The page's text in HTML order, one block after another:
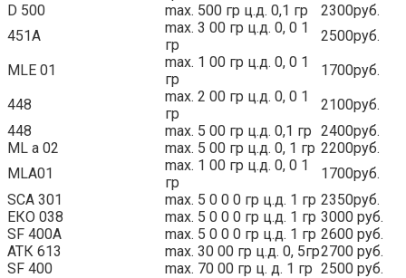
D 500
max. 500 гр ц.д. 0,1 гр
2300руб.
451А
max. 3 00 гр ц.д. 0, 0 1
гр
2500руб.
MLE 01
max. 1 00 гр ц.д. 0, 0 1
гр
1700руб.
448
max. 2 00 гр ц.д. 0, 0 1
гр
2100руб.
448
max. 5 00 гр ц.д. 0,1 гр 2400руб.
ML a 02
max. 5 00 гр ц.д. 0, 1 гр 2200руб.
MLA01
max. 1 00 гр ц.д. 0, 0 1
гр
1700руб.
SCA 301
max. 5 0 0 0 гр ц.д. 1 гр 2350руб.
ЕКО 038
max. 5 0 0 0 гр ц.д. 1 гр 3000 руб.
SF 400А
max. 5 0 0 0 гр ц.д. 1 гр 2600 руб.
АТК 613
max. 30 00 гр ц.д. 0, 5гр2700 руб.
SF 400
max. 70 00 гр ц. д. 1 гр 2500 руб.